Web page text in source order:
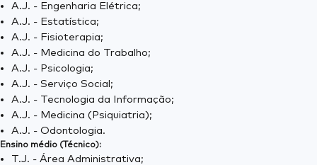
A.J. - Engenharia Elétrica;
A.J. - Estatística;
A.J. - Fisioterapia;
A.J. - Medicina do Trabalho;
A.J. - Psicologia;
A.J. - Serviço Social;
A.J. - Tecnologia da Informação;
A.J. - Medicina (Psiquiatria);
A.J. - Odontologia.
Ensino médio (Técnico):
T.J. - Área Administrativa;